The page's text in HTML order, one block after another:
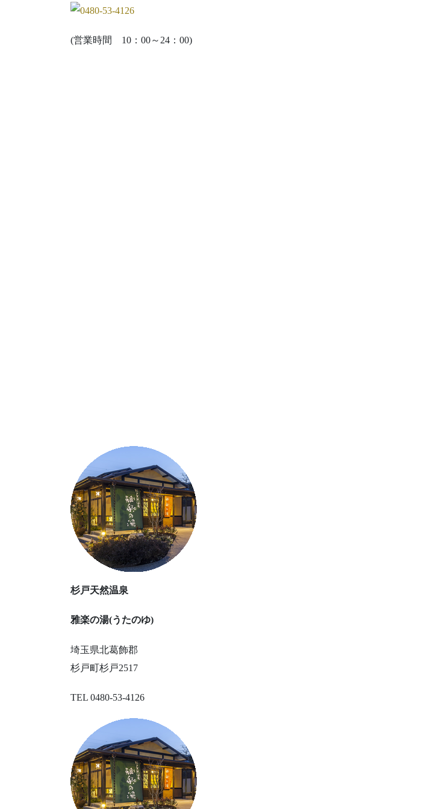
(営業時間 10：00～24：00)
杉戸天然温泉
雅楽の湯(うたのゆ)
埼玉県北葛飾郡
杉戸町杉戸2517
TEL 0480-53-4126